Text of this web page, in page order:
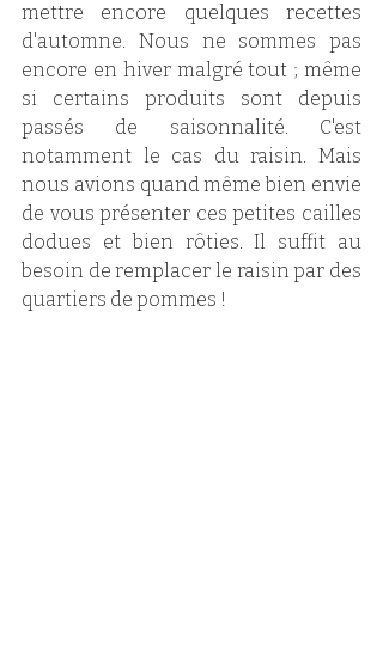
mettre encore quelques recettes
d'automne. Nous ne sommes pas
encore en hiver malgré tout ; même
si certains produits sont depuis
passés de saisonnalité. C'est
notamment le cas du raisin. Mais
nous avions quand même bien envie
de vous présenter ces petites cailles
dodues et bien rôties. Il suffit au
besoin de remplacer le raisin par des
quartiers de pommes !